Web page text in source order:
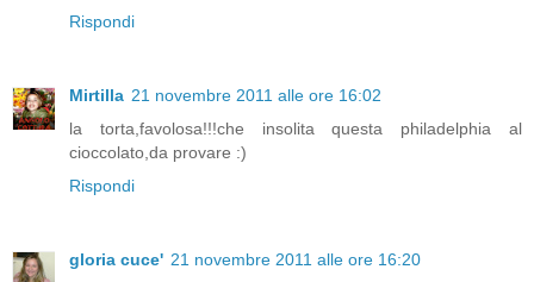
Rispondi
Mirtilla 21 novembre 2011 alle ore 16:02
la torta,favolosa!!!che insolita questa philadelphia al
cioccolato,da provare :)
Rispondi
gloria cuce' 21 novembre 2011 alle ore 16:20